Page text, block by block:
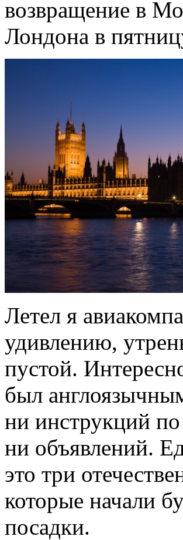
возвращение в
Лондона в
Летел я
удивлению,
пустой.
был
ни инструкций по
ни объявлений.
это три
которые начали
посадки.